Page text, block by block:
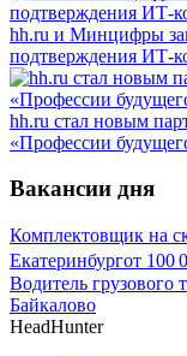
hh.ru и Минцифры
подтверждения ИТ-
hh.ru стал новым
«Профессии
Вакансии дня
Комплектовщик на
Екатеринбургот 100
Водитель грузового
Байкалово
HeadHunter